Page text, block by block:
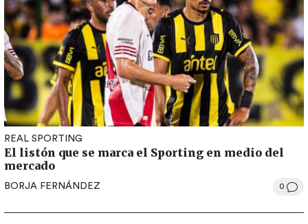
REAL SPORTING
El listón que se marca el Sporting en medio del
mercado
BORJA FERNÁNDEZ 0